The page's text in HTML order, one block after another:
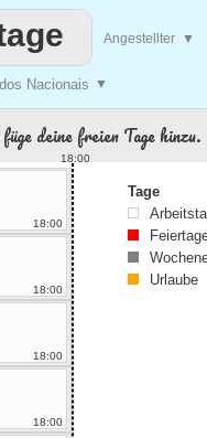
Nacionais ▼
Angestellter ▼
deine freien Tage hinzu.
18:00
18:00
18:00
18:00
18:00
Tage
Urlaube